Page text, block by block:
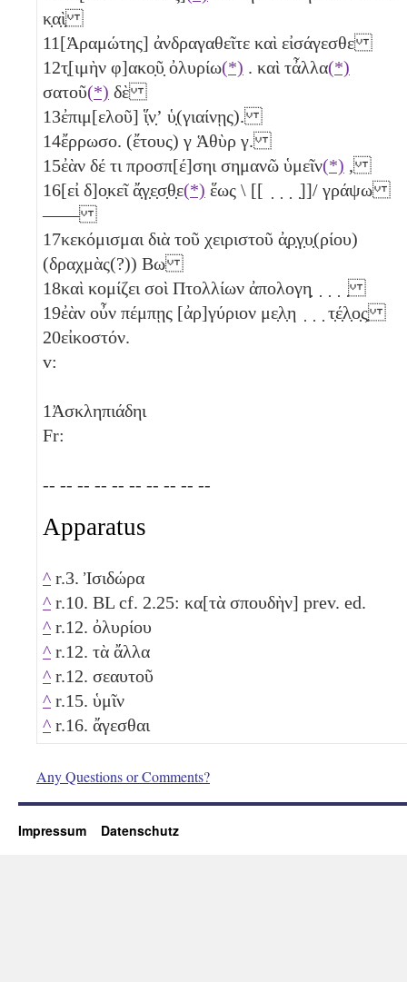
κ̣α̣ὶ̣
11[Ἁραμώτης] ἀνδραγαθεῖτε καὶ εἰσάγεσθε
12τ̣[ιμὴν φ]ακο̣ῦ̣ ὀλυρίω(*) . καὶ τἆλλα(*)
σατοῦ(*) δὲ
13ἐπιμ[ελοῦ] ἵ̣ν̣ʼ ὑ̣(γιαίνῃς).
14ἔρρωσο. (ἔτους) γ Ἁθὺρ γ.
15ἐὰν δέ τι προσπ[έ]σηι σημανῶ ὑμεῖν(*) ,
16[εἰ δ]ο̣κεῖ ἄ̣γ̣ε̣σ̣θ̣ε(*) ἕως \ [[ ̣ ̣ ̣ ̣]]/ γράψω
——
17κεκόμισμαι διὰ τοῦ χειριστοῦ ἀ̣ρ̣γ̣υ̣(ρίου)
(δραχμὰς(?)) Βω
18καὶ κομίζει σοὶ Πτολλίων ἀπολογη̣ ̣ ̣ ̣ ̣
19ἐὰν οὖν πέμπῃς [ἀρ]γύριον με̣λ̣η ̣ ̣ ̣ τ̣έ̣λ̣ο̣ς̣
20εἰκοστόν.
v:
1Ἀσκληπιάδηι
Fr:
-- -- -- -- -- -- -- -- -- --
Apparatus
^ r.3. Ἰσιδώρα
^ r.10. BL cf. 2.25: κα[τὰ σπουδὴν] prev. ed.
^ r.12. ὀλυρίου
^ r.12. τὰ ἄλλα
^ r.12. σεαυτοῦ
^ r.15. ὑμῖν
^ r.16. ἄγεσθαι
Any Questions or Comments?
Impressum Datenschutz